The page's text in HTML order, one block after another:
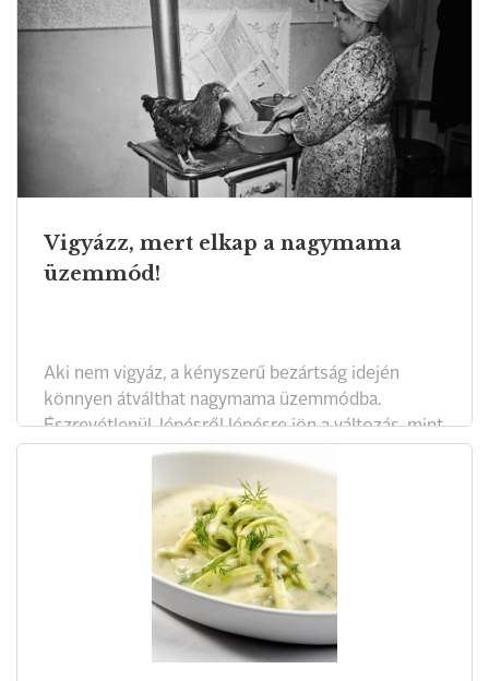
Vigyázz, mert elkap a nagymama
üzemmód!
Aki nem vigyáz, a kényszerű bezártság idején
könnyen átválthat nagymama üzemmódba.
Észrevétlenül, lépésről lépésre jön a változás, mint
egy alattomosan támadó vírusfertőzés.